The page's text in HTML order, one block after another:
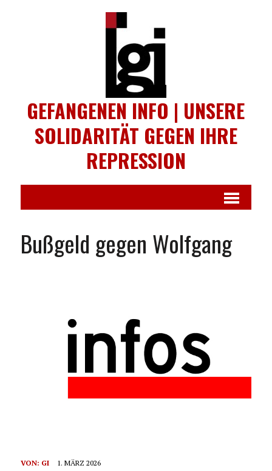
GEFANGENEN INFO | UNSERE
SOLIDARITÄT GEGEN IHRE
REPRESSION
Bußgeld gegen Wolfgang
VON: GI 1. MÄRZ 2026